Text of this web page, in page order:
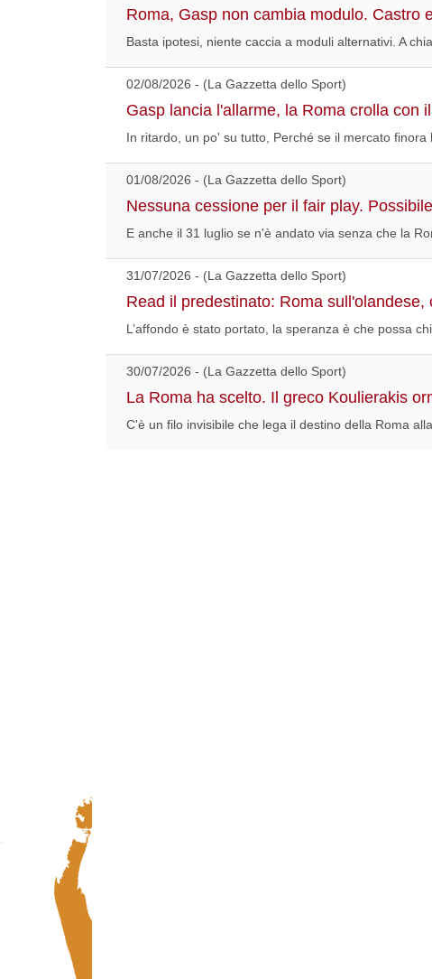
Roma, Gasp non cambia modulo. Castro
Basta ipotesi, niente caccia a moduli alternativi. A
02/08/2026 - (La Gazzetta dello Sport)
Gasp lancia l'allarme, la Roma crolla con
In ritardo, un po' su tutto, Perché se il mercato
01/08/2026 - (La Gazzetta dello Sport)
Nessuna cessione per il fair play.
E anche il 31 luglio se n'è andato via senza che la
31/07/2026 - (La Gazzetta dello Sport)
Read il predestinato: Roma
L’affondo è stato portato, la speranza è che possa
30/07/2026 - (La Gazzetta dello Sport)
La Roma ha scelto. Il greco Koulierakis
C'è un filo invisibile che lega il destino della Roma